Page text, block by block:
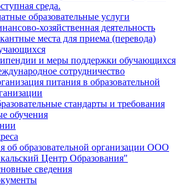
среда.
образовательные услуги
хозяйственная деятельность
места для приема (перевода)
и меры поддержки обучающихся
сотрудничество
питания в образовательной
стандарты и требования
обучения
об образовательной организации ООО
Центр Образования"
сведения